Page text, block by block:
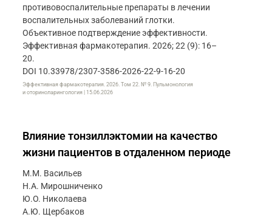
противовоспалительные препараты в лечении
воспалительных заболеваний глотки.
Объективное подтверждение эффективности.
Эффективная фармакотерапия. 2026; 22 (9): 16–
20.
DOI 10.33978/2307-3586-2026-22-9-16-20
Эффективная фармакотерапия. 2026. Том 22. № 9. Пульмонология
и оториноларингология | 15.06.2026
Влияние тонзиллэктомии на качество
жизни пациентов в отдаленном периоде
М.М. Васильев
Н.А. Мирошниченко
Ю.О. Николаева
А.Ю. Щербаков